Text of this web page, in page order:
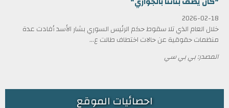
2026-02-18
خلال العام الذي تلا سقوط حكم الرئيس السوري بشار الأسد أفادت عدة
منظمات حقوقية عن حالات اختطاف طالت ع...
المصدر: بي بي سي
احصائيات الموقع